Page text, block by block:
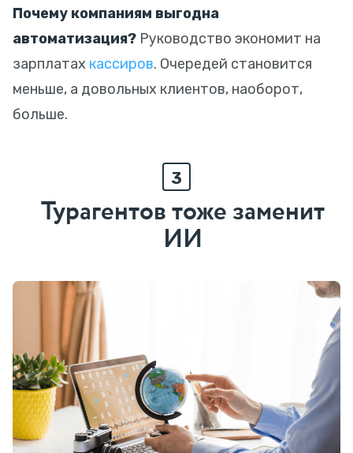
Почему компаниям выгодна
автоматизация? Руководство экономит на
зарплатах кассиров. Очередей становится
меньше, а довольных клиентов, наоборот,
больше.
3
Турагентов тоже заменит
ИИ